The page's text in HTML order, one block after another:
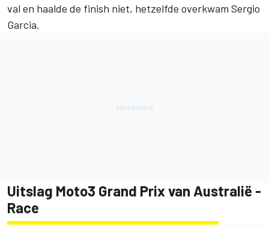
val en haalde de finish niet, hetzelfde overkwam Sergio
Garcia.
Uitslag Moto3 Grand Prix van Australië -
Race